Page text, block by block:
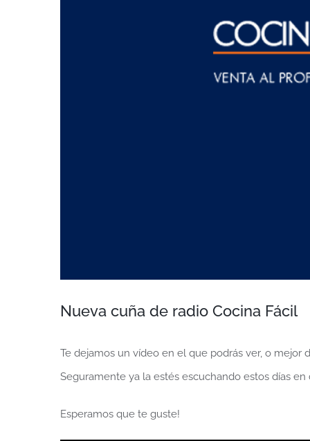
Nueva cuña de radio Cocina Fácil
Te dejamos un vídeo en el que podrás ver, o mejor
Seguramente ya la estés escuchando estos días en
Esperamos que te guste!